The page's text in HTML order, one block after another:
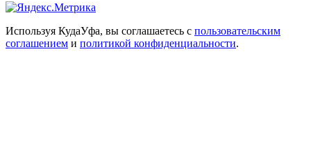
Используя КудаУфа, вы соглашаетесь с пользовательским
соглашением и политикой конфиденциальности.